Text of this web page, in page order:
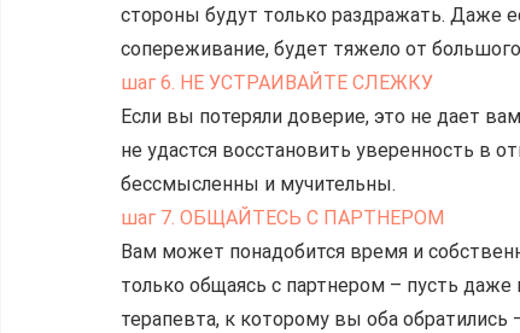
стороны будут только раздражать. Даже
сопереживание, будет тяжело от
шаг 6. НЕ УСТРАИВАЙТЕ СЛЕЖКУ
Если вы потеряли доверие, это не дает
не удастся восстановить уверенность в
бессмысленны и мучительны.
шаг 7. ОБЩАЙТЕСЬ С ПАРТНЕРОМ
Вам может понадобится время и
только общаясь с партнером – пусть
терапевта, к которому вы оба